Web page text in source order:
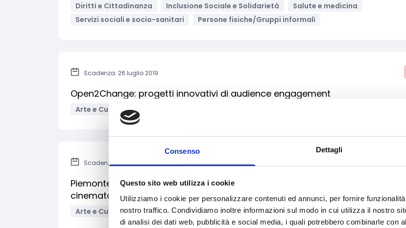
Consenso Dettagli
Questo sito web utilizza i cookie
Utilizziamo i cookie per personalizzare contenuti ed annunci, per fornire
nostro traffico. Condividiamo inoltre informazioni sul modo in cui utilizza il nostro
di analisi dei dati web, pubblicità e social media, i quali potrebbero combinarle con
Diritti e Cittadinanza Inclusione Sociale e Solidarietà
Salute e medicina
Servizi sociali e socio-sanitari
Persone fisiche/Gruppi informali
Scadenza: 26 luglio 2019
Open2Change: progetti innovativi di audience engagement
Arte e Cultura
Scadenza: 25 luglio 2019
Piemonte Film TV Fund - Sostegno alle imprese di produzione audiovisiva,
cinematografica e televisiva
Arte e Cultura Diritti e Cittadinanza Sviluppo e promozione territoriale Turismo